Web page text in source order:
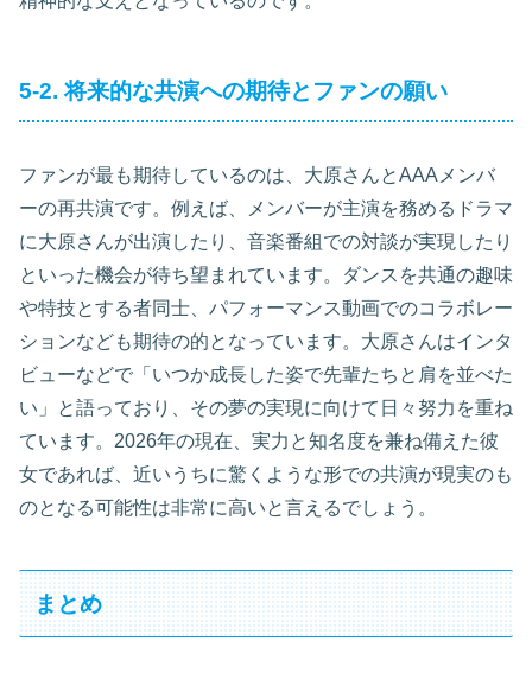
5-2. 将来的な共演への期待とファンの願い
ファンが最も期待しているのは、大原さんとAAAメンバ
ーの再共演です。例えば、メンバーが主演を務めるドラマ
に大原さんが出演したり、音楽番組での対談が実現したり
といった機会が待ち望まれています。ダンスを共通の趣味
や特技とする者同士、パフォーマンス動画でのコラボレー
ションなども期待の的となっています。大原さんはインタ
ビューなどで「いつか成長した姿で先輩たちと肩を並べた
い」と語っており、その夢の実現に向けて日々努力を重ね
ています。2026年の現在、実力と知名度を兼ね備えた彼
女であれば、近いうちに驚くような形での共演が現実のも
のとなる可能性は非常に高いと言えるでしょう。
まとめ